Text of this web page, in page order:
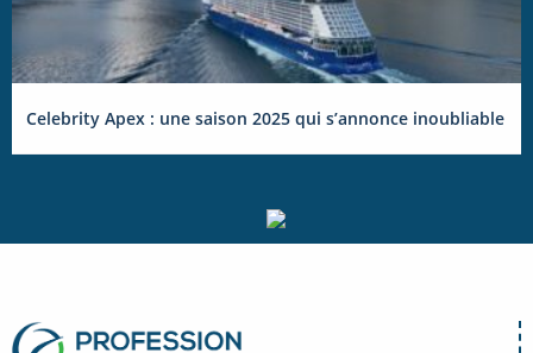
Celebrity Apex : une saison 2025 qui s’annonce inoubliable